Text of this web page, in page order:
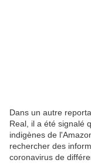
Dans un autre
Real, il a été signalé
indigènes de
rechercher des
coronavirus de